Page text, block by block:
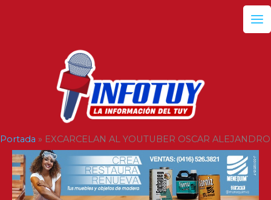
Portada » EXCARCELAN AL YOUTUBER OSCAR ALEJANDRO